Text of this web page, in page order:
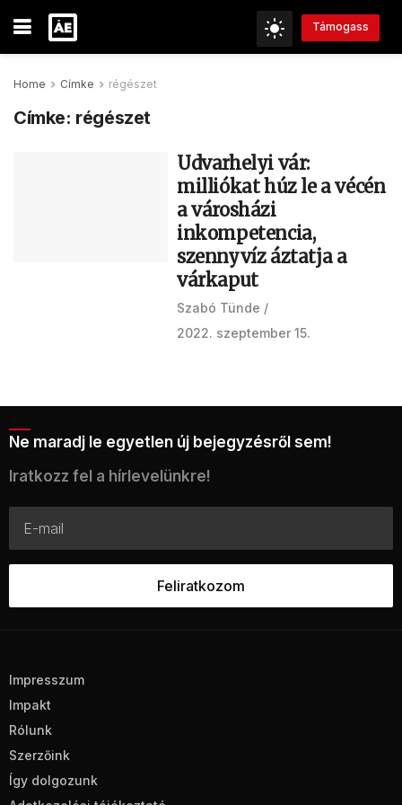
Támogass
Home Címke régészet
Címke: régészet
Udvarhelyi vár:
milliókat húz le a vécén
a városházi
inkompetencia,
szennyvíz áztatja a
várkaput
Szabó Tünde
2022. szeptember 15.
Ne maradj le egyetlen új bejegyzésről sem!
Iratkozz fel a hírlevelünkre!
Impresszum
Impakt
Rólunk
Szerzőink
Így dolgozunk